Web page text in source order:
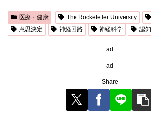
医療・健康 The Rockefeller University
意思決定
神経回路 神経科学 認知
ad
ad
Share